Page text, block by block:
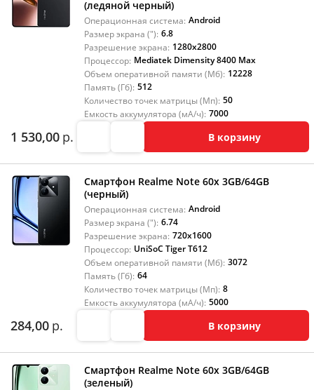
(ледяной черный)
Операционная система: Android
Размер экрана ("): 6.8
Разрешение экрана: 1280x2800
Процессор: Mediatek Dimensity 8400 Max
Объем оперативной памяти (Мб): 12228
Память (Гб): 512
Количество точек матрицы (Мп): 50
Емкость аккумулятора (мА/ч): 7000
1 530,00 р. В корзину
Смартфон Realme Note 60x 3GB/64GB
(черный)
Операционная система: Android
Размер экрана ("): 6.74
Разрешение экрана: 720x1600
Процессор: UniSoC Tiger T612
Объем оперативной памяти (Мб): 3072
Память (Гб): 64
Количество точек матрицы (Мп): 8
Емкость аккумулятора (мА/ч): 5000
284,00 р. В корзину
Смартфон Realme Note 60x 3GB/64GB
(зеленый)